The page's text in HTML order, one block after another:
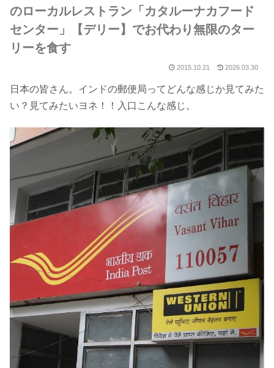
のローカルレストラン「カタルーナカフード
センター」【デリー】でお代わり無限のター
リーを食す
2015.10.21 2026.03.30
日本の皆さん。インドの郵便局ってどんな感じか見てみた
い？見てみたいヨネ！！入口こんな感じ。